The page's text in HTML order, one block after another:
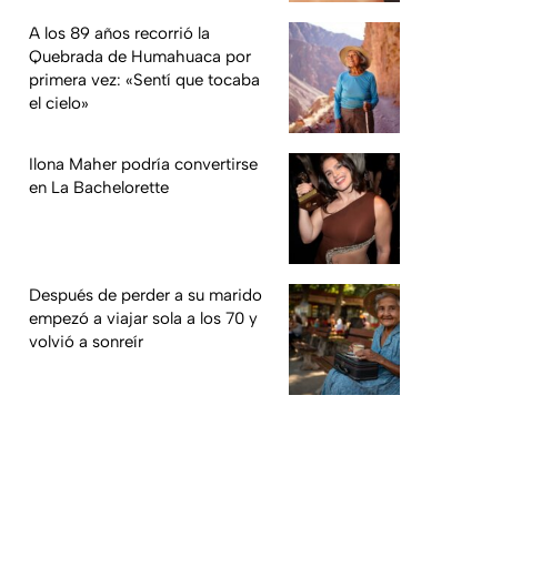
A los 89 años recorrió la
Quebrada de Humahuaca por
primera vez: «Sentí que tocaba
el cielo»
Ilona Maher podría convertirse
en La Bachelorette
Después de perder a su marido
empezó a viajar sola a los 70 y
volvió a sonreír